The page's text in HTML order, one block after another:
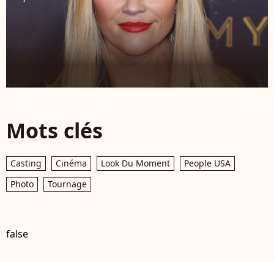
Mots clés
Casting Cinéma Look Du Moment
People USA
Photo
Tournage
false